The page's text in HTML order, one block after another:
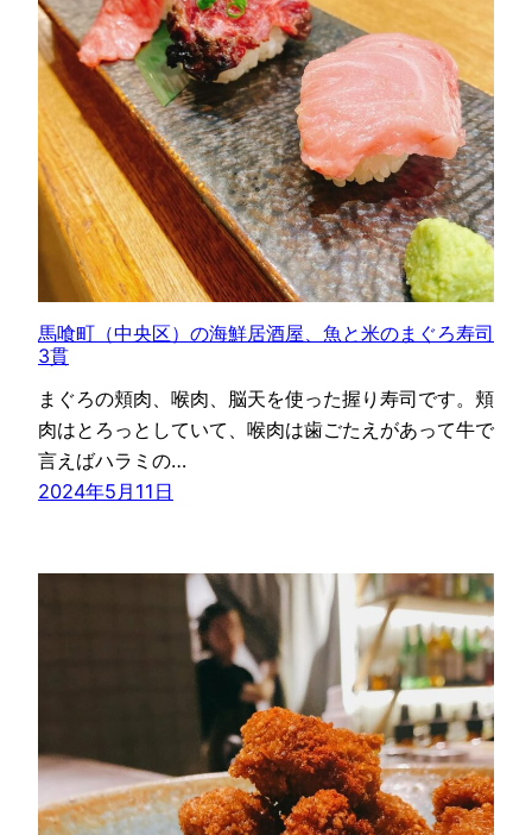
馬喰町（中央区）の海鮮居酒屋、魚と米のまぐろ寿司
3貫
まぐろの頬肉、喉肉、脳天を使った握り寿司です。頬
肉はとろっとしていて、喉肉は歯ごたえがあって牛で
言えばハラミの…
2024年5月11日